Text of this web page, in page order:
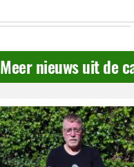
Meer nieuws uit de